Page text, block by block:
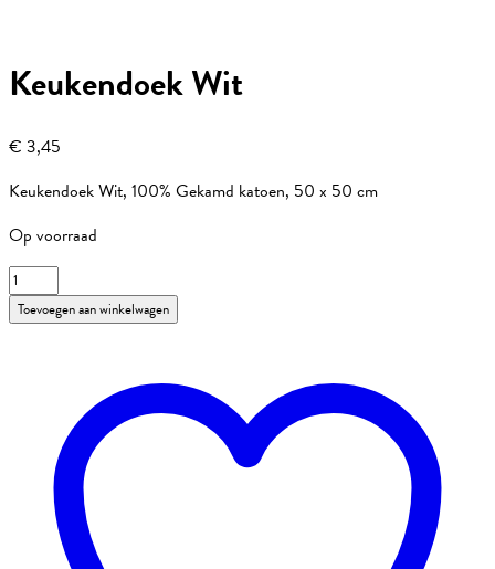
Keukendoek Wit
€ 3,45
Keukendoek Wit, 100% Gekamd katoen, 50 x 50 cm
Op voorraad
Keukendoek
Wit
aantal
Toevoegen aan winkelwagen